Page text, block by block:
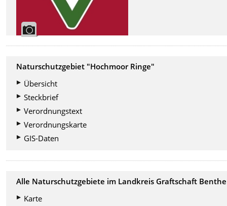
Naturschutzgebiet "Hochmoor Ringe"
Übersicht
Steckbrief
Verordnungstext
Verordnungskarte
GIS-Daten
Alle Naturschutzgebiete im Landkreis Graftschaft
Karte